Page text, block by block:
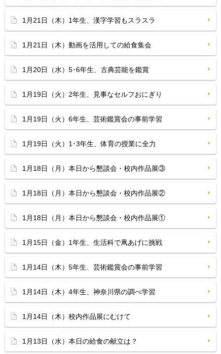
1月21日（木）1年生、漢字学習もスラスラ
1月21日（木）動画を活用しての給食集会
1月20日（水）5･6年生、古典芸能を鑑賞
1月19日（火）2年生、見事なセルフおにぎり
1月19日（火）6年生、芸術鑑賞会の事前学習
1月19日（火）1･3年生、体育の授業に全力
1月18日（月）本日から懇談会・校内作品展③
1月18日（月）本日から懇談会・校内作品展②
1月18日（月）本日から懇談会・校内作品展①
1月15日（金）1年生、生活科で凧あげに挑戦
1月14日（木）5年生、芸術鑑賞会の事前学習
1月14日（木）4年生、神奈川県の調べ学習
1月14日（木）校内作品展にむけて
1月13日（水）本日の給食の献立は？